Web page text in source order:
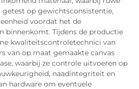
op gewichtsconsistentie,
voordat het de
binnenkomt. Tijdens de productie
kwaliteitscontroletechnici van
van op maat gemaakte canvas
waarbij ze controle uitvoeren op
naadintegriteit en
hardware om eventuele